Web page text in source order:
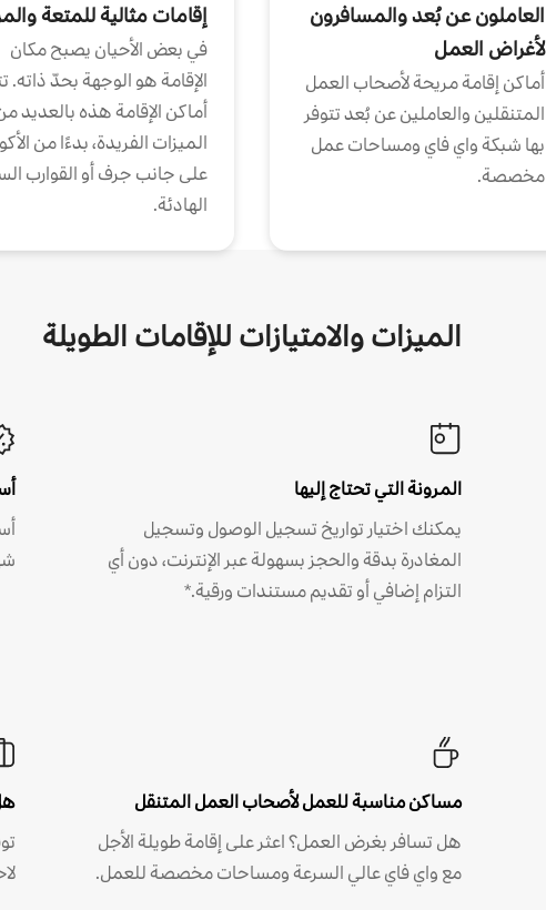
العاملون عن بُعد والمسافرون
لأغراض العمل
أماكن إقامة مريحة لأصحاب العمل
المتنقلين والعاملين عن بُعد تتوفر
بها شبكة واي فاي ومساحات عمل
مخصصة.
إقامات مثالية للمتعة
في بعض الأحيان يصبح مكان
الإقامة هو الوجهة بحدّ ذاته.
أماكن الإقامة هذه بالعديد
الميزات الفريدة، بدءًا من
على جانب جرف أو القوارب
الهادئة.
الميزات والامتيازات للإقامات الطويلة
المرونة التي تحتاج إليها
يمكنك اختيار تواريخ تسجيل الوصول وتسجيل
المغادرة بدقة والحجز بسهولة عبر الإنترنت، دون أي
التزام إضافي أو تقديم مستندات ورقية.*
مساكن مناسبة للعمل لأصحاب العمل المتنقل
هل تسافر بغرض العمل؟ اعثر على إقامة طويلة الأجل
مع واي فاي عالي السرعة ومساحات مخصصة للعمل.